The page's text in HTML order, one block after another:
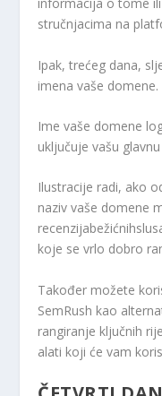
stručnjacima na
Ipak, trećeg dana,
imena vaše domene.
Ime vaše domene
uključuje vašu
Ilustracije radi, ako
naziv vaše domene
koje se vrlo dobro
Također možete
SemRush kao
rangiranje ključnih
alati koji će vam